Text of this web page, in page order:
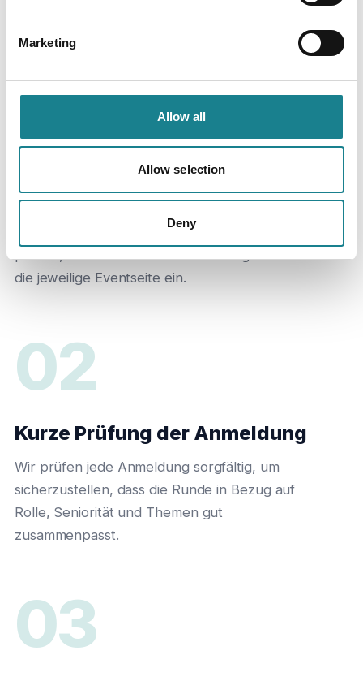
Marketing
Allow all
Allow selection
Deny
So nimmst du teil:
01
Stadt und Termin auswählen
Wähle die Stadt und den Termin, die für dich
passen, und reiche deine Anmeldung über
die jeweilige Eventseite ein.
02
Kurze Prüfung der Anmeldung
Wir prüfen jede Anmeldung sorgfältig, um
sicherzustellen, dass die Runde in Bezug auf
Rolle, Seniorität und Themen gut
zusammenpasst.
03